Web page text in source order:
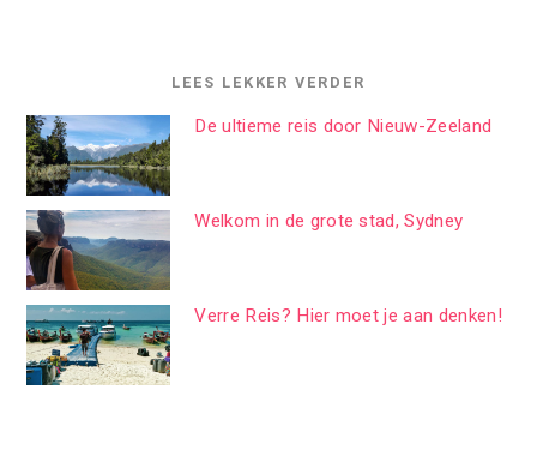
LEES LEKKER VERDER
De ultieme reis door Nieuw-Zeeland
Welkom in de grote stad, Sydney
Verre Reis? Hier moet je aan denken!